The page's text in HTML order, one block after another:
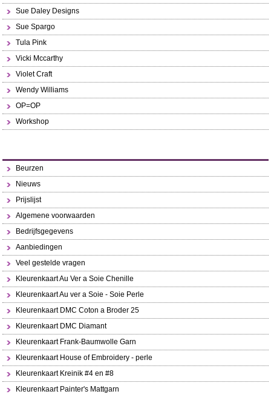
Sue Daley Designs
Sue Spargo
Tula Pink
Vicki Mccarthy
Violet Craft
Wendy Williams
OP=OP
Workshop
Beurzen
Nieuws
Prijslijst
Algemene voorwaarden
Bedrijfsgegevens
Aanbiedingen
Veel gestelde vragen
Kleurenkaart Au Ver a Soie Chenille
Kleurenkaart Au ver a Soie - Soie Perle
Kleurenkaart DMC Coton a Broder 25
Kleurenkaart DMC Diamant
Kleurenkaart Frank-Baumwolle Garn
Kleurenkaart House of Embroidery - perle
Kleurenkaart Kreinik #4 en #8
Kleurenkaart Painter's Mattgarn